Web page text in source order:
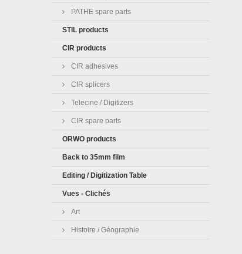
PATHE spare parts
STIL products
CIR products
CIR adhesives
CIR splicers
Telecine / Digitizers
CIR spare parts
ORWO products
Back to 35mm film
Editing / Digitization Table
Vues - Clichés
Art
Histoire / Géographie